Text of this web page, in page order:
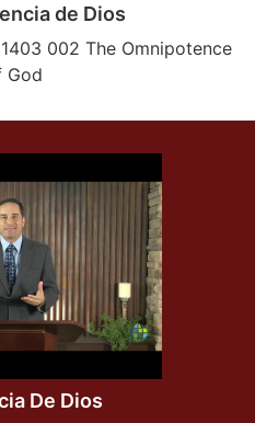
de Dios
002 The Omnipotence
God
De Dios